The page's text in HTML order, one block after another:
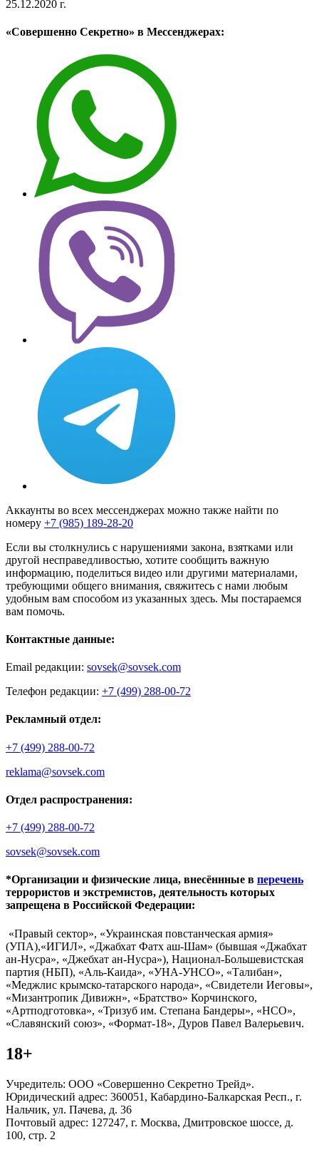
25.12.2020 г.
«Совершенно Секретно» в Мессенджерах:
Аккаунты во всех мессенджерах можно также найти по
номеру +7 (985) 189-28-20
Если вы столкнулись с нарушениями закона, взятками или
другой несправедливостью, хотите сообщить важную
информацию, поделиться видео или другими материалами,
требующими общего внимания, свяжитесь с нами любым
удобным вам способом из указанных здесь. Мы постараемся
вам помочь.
Контактные данные:
Email редакции: sovsek@sovsek.com
Телефон редакции: +7 (499) 288-00-72
Рекламный отдел:
+7 (499) 288-00-72
reklama@sovsek.com
Отдел распространения:
+7 (499) 288-00-72
sovsek@sovsek.com
*Организации и физические лица, внесённные в перечень
террористов и экстремистов, деятельность которых
запрещена в Российской Федерации:
«Правый сектор», «Украинская повстанческая армия»
(УПА),«ИГИЛ», «Джабхат Фатх аш-Шам» (бывшая «Джабхат
ан-Нусра», «Джебхат ан-Нусра»), Национал-Большевистская
партия (НБП), «Аль-Каида», «УНА-УНСО», «Талибан»,
«Меджлис крымско-татарского народа», «Свидетели Иеговы»,
«Мизантропик Дивижн», «Братство» Корчинского,
«Артподготовка», «Тризуб им. Степана Бандеры», «НСО»,
«Славянский союз», «Формат-18», Дуров Павел Валерьевич.
18+
Учредитель: ООО «Совершенно Секретно Трейд».
Юридический адрес: 360051, Кабардино-Балкарская Респ., г.
Нальчик, ул. Пачева, д. 36
Почтовый адрес: 127247, г. Москва, Дмитровское шоссе, д.
100, стр. 2